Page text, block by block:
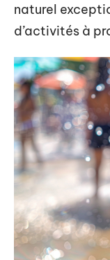
naturel
d’activités à